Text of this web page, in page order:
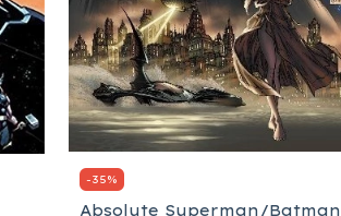
-35%
Absolute Superman/Batman